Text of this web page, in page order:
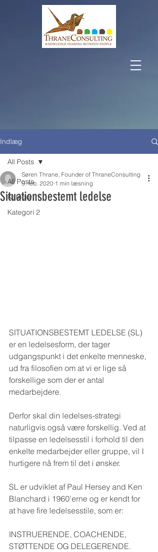
Indlæg
All Posts
Kategori 1
Kategori 2
All Posts
Situationsbestemt ledelse
Søren Thrane, Founder of ThraneConsulting
9. feb. 2020 1 min læsning
SITUATIONSBESTEMT LEDELSE (SL)
er en ledelsesform, der tager
udgangspunkt i det enkelte menneske,
ud fra filosofien om at vi er lige så
forskellige som der er antal
medarbejdere.
Derfor skal din ledelses-strategi
naturligvis også være forskellig. Ved at
tilpasse en ledelsesstil i forhold til den
enkelte medarbejder eller gruppe, vil I
hurtigere nå frem til det i ønsker.
SL er udviklet af Paul Hersey and Ken
Blanchard i 1960'erne og er kendt for
at have fire ledelsesstile, som er:
INSTRUERENDE, COACHENDE,
STØTTENDE OG DELEGERENDE.